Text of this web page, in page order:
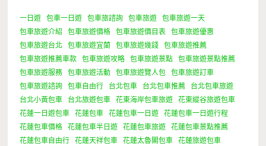
一日遊 包車一日遊 包車旅諮詢 包車旅遊
包車旅遊一天
包車旅遊介紹
包車旅遊價格 包車旅遊價目表
包車旅遊優惠
包車旅遊台北
包車旅遊宜蘭 包車旅遊幾錢
包車旅遊推薦
包車旅遊推薦車款
包車旅遊攻略 包車旅遊景點
包車旅遊景點推薦
包車旅遊服務
包車旅遊活動 包車旅遊覽人包
包車旅遊訂車
包車旅遊諮詢
包車自由行 台北包車 台北包車推薦
台北包車旅遊
台北小黃包車
台北旅遊包車 花東海岸包車旅遊
花東縱谷旅遊包車
花蓮一日遊包車
花蓮包車 花蓮包車一日遊
花蓮包車一日遊行程
花蓮包車價格
花蓮包車半日遊 花蓮包車旅遊
花蓮包車景點推薦
花蓮包車自由行
花蓮天祥包車 花蓮太魯閣包車
花蓮旅遊包車